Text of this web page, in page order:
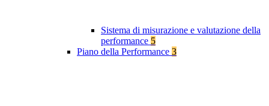
Sistema di misurazione e valutazione della
performance 5
Piano della Performance 3